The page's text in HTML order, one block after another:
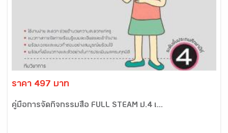
ราคา 497 บาท
คู่มือการจัดกิจกรรมสื่อ FULL STEAM ป.4 เ...